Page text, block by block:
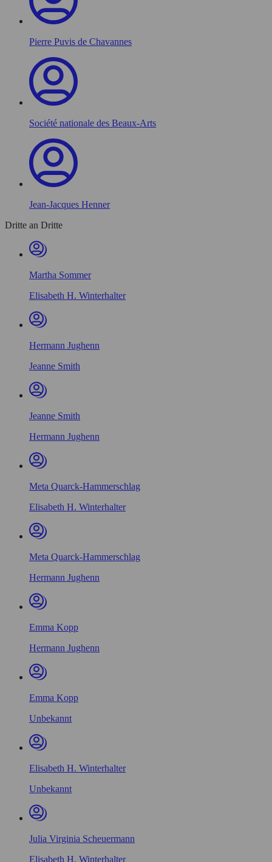
Pierre Puvis de Chavannes
Société nationale des Beaux-Arts
Jean-Jacques Henner
Dritte an Dritte
Martha Sommer
Elisabeth H. Winterhalter
Hermann Jughenn
Jeanne Smith
Jeanne Smith
Hermann Jughenn
Meta Quarck-Hammerschlag
Elisabeth H. Winterhalter
Meta Quarck-Hammerschlag
Hermann Jughenn
Emma Kopp
Hermann Jughenn
Emma Kopp
Unbekannt
Elisabeth H. Winterhalter
Unbekannt
Julia Virginia Scheuermann
Elisabeth H. Winterhalter